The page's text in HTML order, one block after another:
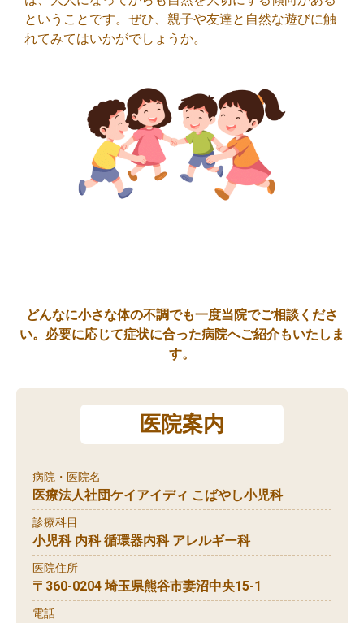
ということです。ぜひ、親子や友達と自然な遊びに触
れてみてはいかがでしょうか。
どんなに小さな体の不調でも一度当院でご相談くださ
い。必要に応じて症状に合った病院へご紹介もいたしま
す。
医院案内
病院・医院名
医療法人社団ケイアイディ こばやし小児科
診療科目
小児科 内科 循環器内科 アレルギー科
医院住所
〒360-0204 埼玉県熊谷市妻沼中央15-1
電話